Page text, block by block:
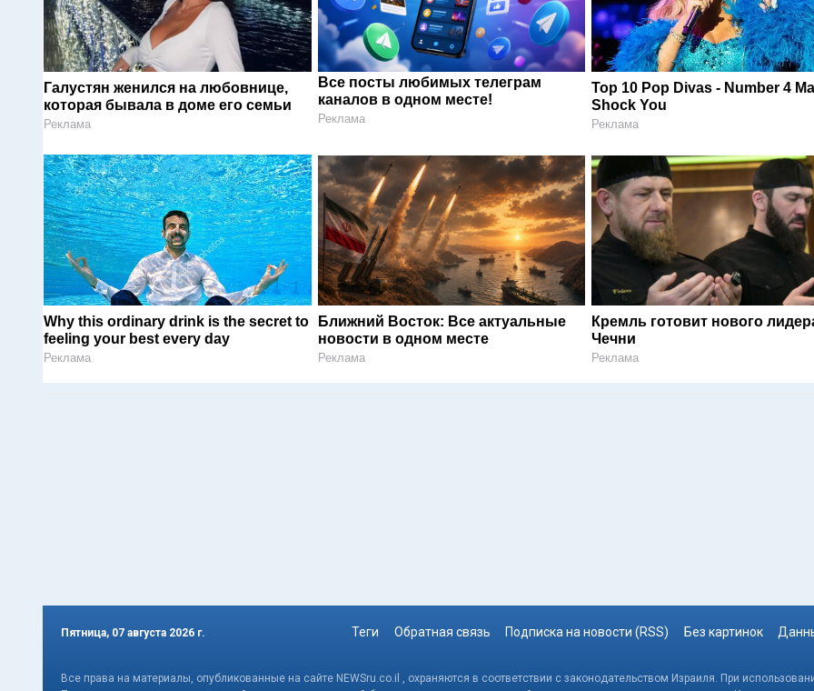
Галустян женился на любовнице,
которая бывала в доме его семьи
Реклама
Все посты любимых телеграм
каналов в одном месте!
Реклама
Top 10 Pop Divas - Number 4
Shock You
Реклама
Why this ordinary drink is the secret to
feeling your best every day
Реклама
Ближний Восток: Все актуальные
новости в одном месте
Реклама
Кремль готовит нового
Чечни
Реклама
Пятница, 07 августа 2026 г. Теги Обратная связь Подписка на новости (RSS) Без картинок
Все права на материалы, опубликованные на сайте NEWSru.co.il , охраняются в соответствии с законодательством Израиля. При